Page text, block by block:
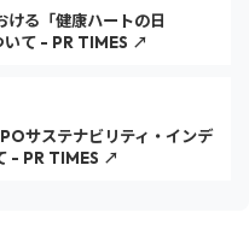
ける「健康ハートの日
いて - PR TIMES ↗
サステナビリティ・インデ
- PR TIMES ↗